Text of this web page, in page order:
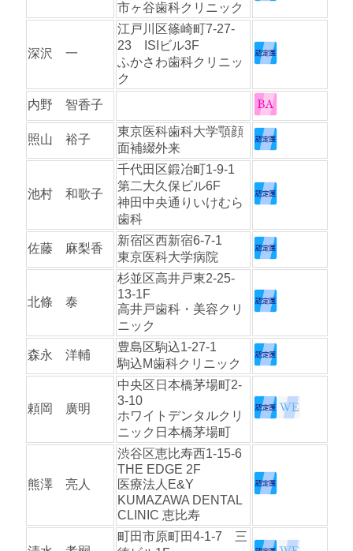
市ヶ谷歯科クリニック
深沢 一
江戸川区篠崎町7-27-
23 ISIビル3F
ふかさわ歯科クリニッ
ク
内野 智香子
照山 裕子
東京医科歯科大学顎顔
面補綴外来
池村 和歌子
千代田区鍛冶町1-9-1
第二大久保ビル6F
神田中央通りいけむら
歯科
佐藤 麻梨香
新宿区西新宿6-7-1
東京医科大学病院
北條 泰
杉並区高井戸東2-25-
13-1F
高井戸歯科・美容クリ
ニック
森永 洋輔
豊島区駒込1-27-1
駒込M歯科クリニック
頼岡 廣明
中央区日本橋茅場町2-
3-10
ホワイトデンタルクリ
ニック日本橋茅場町
熊澤 亮人
渋谷区恵比寿西1-15-6
THE EDGE 2F
医療法人E&Y
KUMAZAWA DENTAL
CLINIC 恵比寿
町田市原町田4-1-7 三